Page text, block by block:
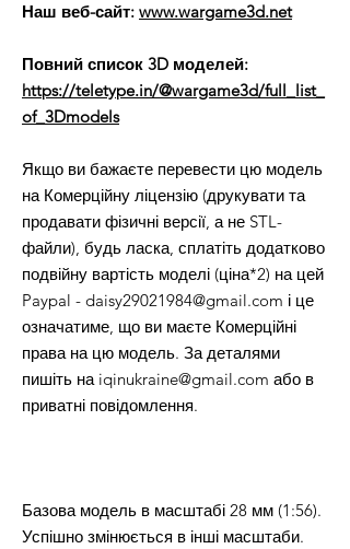
Наш веб-сайт: www.wargame3d.net
Повний список 3D моделей:
https://teletype.in/@wargame3d/full_list_
of_3Dmodels
Якщо ви бажаєте перевести цю модель
на Комерційну ліцензію (друкувати та
продавати фізичні версії, а не STL-
файли), будь ласка, сплатіть додатково
подвійну вартість моделі (ціна*2) на цей
Paypal - daisy29021984@gmail.com і це
означатиме, що ви маєте Комерційні
права на цю модель. За деталями
пишіть на iqinukraine@gmail.com або в
приватні повідомлення.
Базова модель в масштабі 28 мм (1:56).
Успішно змінюється в інші масштаби.